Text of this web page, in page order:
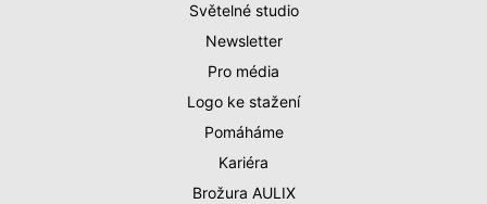
Světelné studio
Newsletter
Pro média
Logo ke stažení
Pomáháme
Kariéra
Brožura AULIX